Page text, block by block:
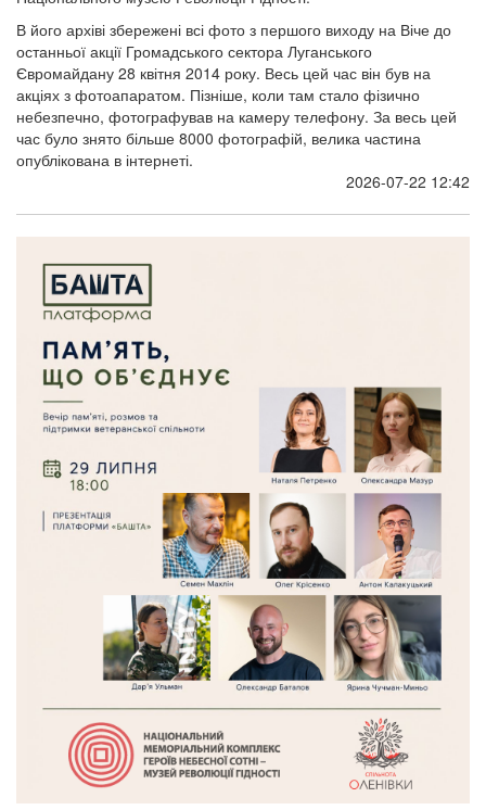
В його архіві збережені всі фото з першого виходу на Віче до
останньої акції Громадського сектора Луганського
Євромайдану 28 квітня 2014 року. Весь цей час він був на
акціях з фотоапаратом. Пізніше, коли там стало фізично
небезпечно, фотографував на камеру телефону. За весь цей
час було знято більше 8000 фотографій, велика частина
опублікована в інтернеті.
2026-07-22 12:42